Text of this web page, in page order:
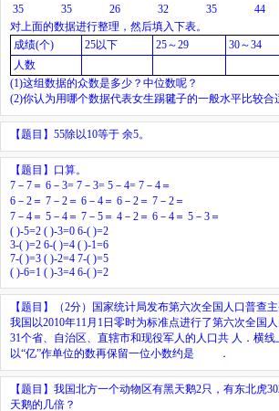
35
35 26 32 35 44
对上面的数据进行整理，然后填入下表。
成绩(个)
25以下 25～29 30～34
人数
(1)这组数据的众数是多少？中位数呢？
(2)你认为用哪个数据代表女生踢毽子的一般水平比较合
【题目】 55除以10等于 余5。
【题目】 口算。
7－7＝ 6－3= 7－3= 5－4= 7－4＝
6－2＝ 7－2＝ 6－4＝ 6－2＝ 7－2＝
7－4＝ 5－4＝ 7－5＝ 4－2＝ 6－4＝ 5－3＝
( )-5=2 ( )-3=0 6-( )=2
3-( )=2 6-( )=4 ( )-1=6
7-( )=3 ( )-2=4 7-( )=5
( )-6=1 ( )-3=4 6-( )=2
【题目】 （2分） 国家统计局发布第六次全国人口普查
我国以2010年11月1日零时为标准点进行了第六次全国
31个省、自治区、直辖市和现役军人的人口共 人．横
以“亿”作单位的数再保留一位小数约是
．
【题目】我国北方一个动物区有黑天鹅2只，有东北虎
天鹅的几倍？